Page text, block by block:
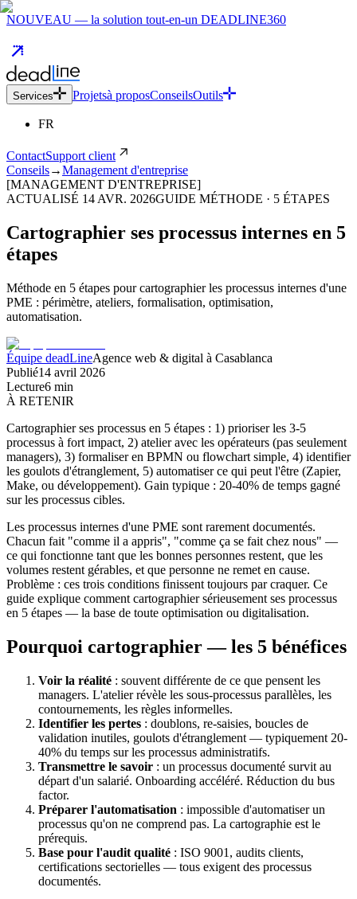
NOUVEAU — la solution tout-en-un DEADLINE360
Services Projetsà proposConseilsOutils
FR
ContactSupport client
Conseils→Management d'entreprise
[MANAGEMENT D'ENTREPRISE]
ACTUALISÉ 14 AVR. 2026GUIDE MÉTHODE · 5 ÉTAPES
Cartographier ses processus internes en 5
étapes
Méthode en 5 étapes pour cartographier les processus internes d'une
PME : périmètre, ateliers, formalisation, optimisation,
automatisation.
Équipe deadLineAgence web & digital à Casablanca
Publié14 avril 2026
Lecture6 min
À RETENIR
Cartographier ses processus en 5 étapes : 1) prioriser les 3-5
processus à fort impact, 2) atelier avec les opérateurs (pas seulement
managers), 3) formaliser en BPMN ou flowchart simple, 4) identifier
les goulots d'étranglement, 5) automatiser ce qui peut l'être (Zapier,
Make, ou développement). Gain typique : 20-40% de temps gagné
sur les processus cibles.
Les processus internes d'une PME sont rarement documentés.
Chacun fait "comme il a appris", "comme ça se fait chez nous" —
ce qui fonctionne tant que les bonnes personnes restent, que les
volumes restent gérables, et que personne ne remet en cause.
Problème : ces trois conditions finissent toujours par craquer. Ce
guide explique comment cartographier sérieusement ses processus
en 5 étapes — la base de toute optimisation ou digitalisation.
Pourquoi cartographier — les 5 bénéfices
Voir la réalité : souvent différente de ce que pensent les
managers. L'atelier révèle les sous-processus parallèles, les
contournements, les règles informelles.
Identifier les pertes : doublons, re-saisies, boucles de
validation inutiles, goulots d'étranglement — typiquement 20-
40% du temps sur les processus administratifs.
Transmettre le savoir : un processus documenté survit au
départ d'un salarié. Onboarding accéléré. Réduction du bus
factor.
Préparer l'automatisation : impossible d'automatiser un
processus qu'on ne comprend pas. La cartographie est le
prérequis.
Base pour l'audit qualité : ISO 9001, audits clients,
certifications sectorielles — tous exigent des processus
documentés.